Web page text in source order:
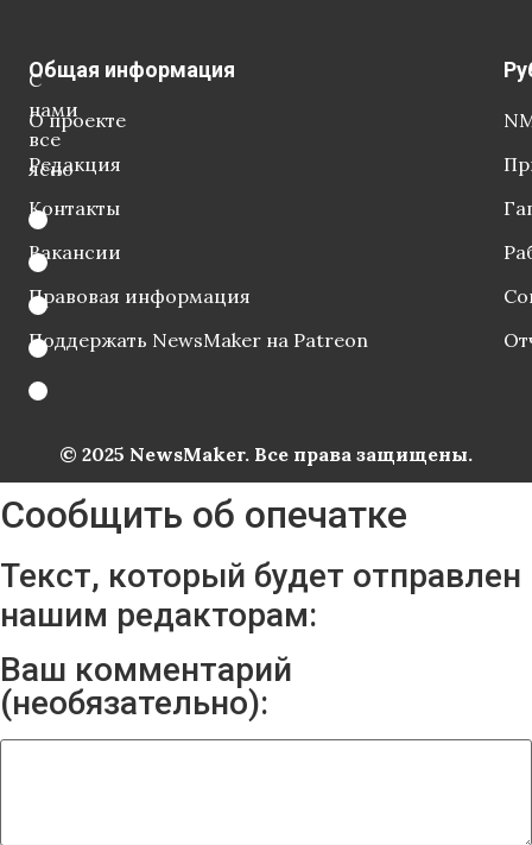
С
нами
все
ясно
Общая информация
О проекте
Редакция
Контакты
Вакансии
Правовая информация
Поддержать NewsMaker на Patreon
© 2025 NewsMaker. Все права защищены.
Сообщить об опечатке
Текст, который будет отправлен
нашим редакторам:
Ваш комментарий
(необязательно):